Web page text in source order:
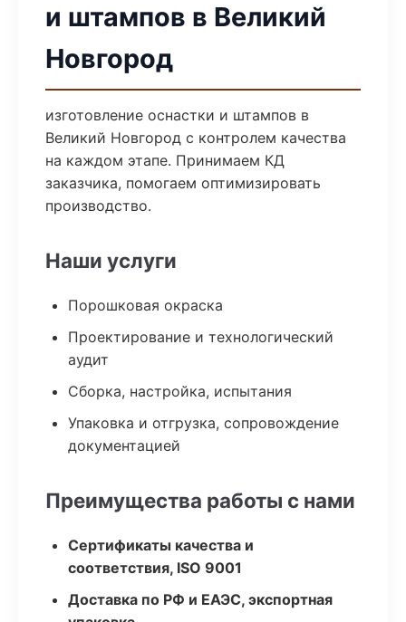
и штампов в Великий
Новгород
изготовление оснастки и штампов в
Великий Новгород с контролем качества
на каждом этапе. Принимаем КД
заказчика, помогаем оптимизировать
производство.
Наши услуги
Порошковая окраска
Проектирование и технологический
аудит
Сборка, настройка, испытания
Упаковка и отгрузка, сопровождение
документацией
Преимущества работы с нами
Сертификаты качества и
соответствия, ISO 9001
Доставка по РФ и ЕАЭС, экспортная